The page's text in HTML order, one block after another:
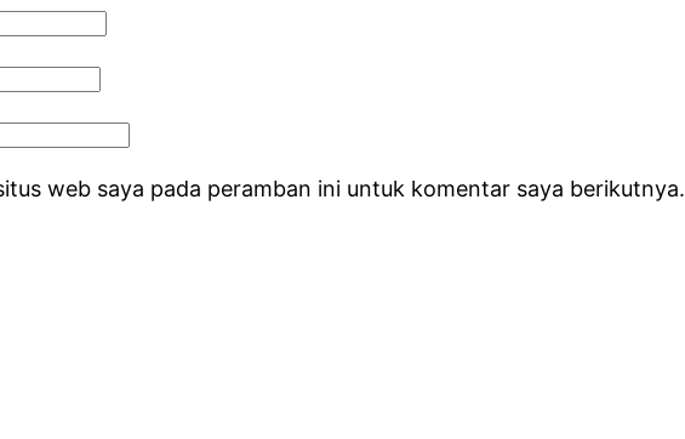
web saya pada peramban ini untuk komentar saya berikutnya.